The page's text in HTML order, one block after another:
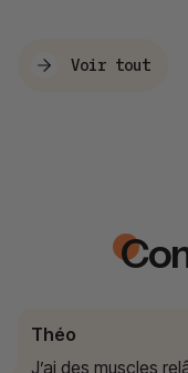
Voir tout
Théo
J’ai des muscles